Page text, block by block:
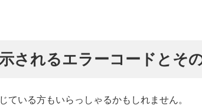
されるエラーコードとそ
いる方もいらっしゃるかもしれません。